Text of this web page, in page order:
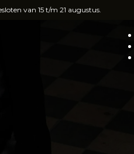
van 15 t/m 21 augustus.